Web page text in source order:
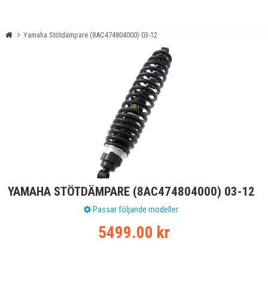
Yamaha Stötdämpare (8AC474804000) 03-12
YAMAHA STÖTDÄMPARE (8AC474804000) 03-12
Passar följande modeller
5499.00 kr